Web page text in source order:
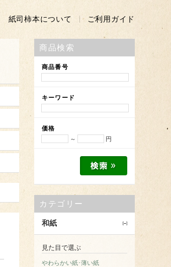
ご利用ガイド
紙司柿本について
商品検索
商品番号
キーワード
価格
～
円
カテゴリー
和紙
見た目で選ぶ
やわらかい紙･薄い紙